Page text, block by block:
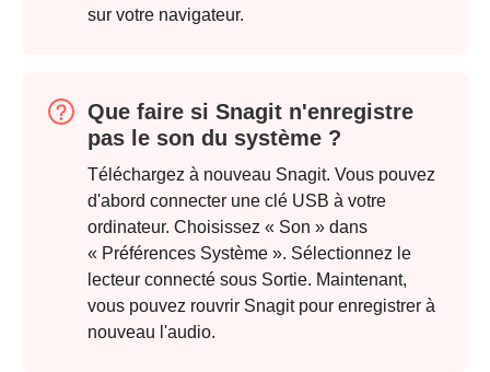
sur votre navigateur.
Que faire si Snagit n'enregistre
pas le son du système ?
Téléchargez à nouveau Snagit. Vous pouvez
d'abord connecter une clé USB à votre
ordinateur. Choisissez « Son » dans
« Préférences Système ». Sélectionnez le
lecteur connecté sous Sortie. Maintenant,
vous pouvez rouvrir Snagit pour enregistrer à
nouveau l'audio.